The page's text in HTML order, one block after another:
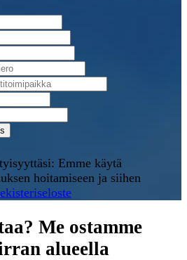
Emme käytä
hoitamiseen ja siihen
Me ostamme
alueella